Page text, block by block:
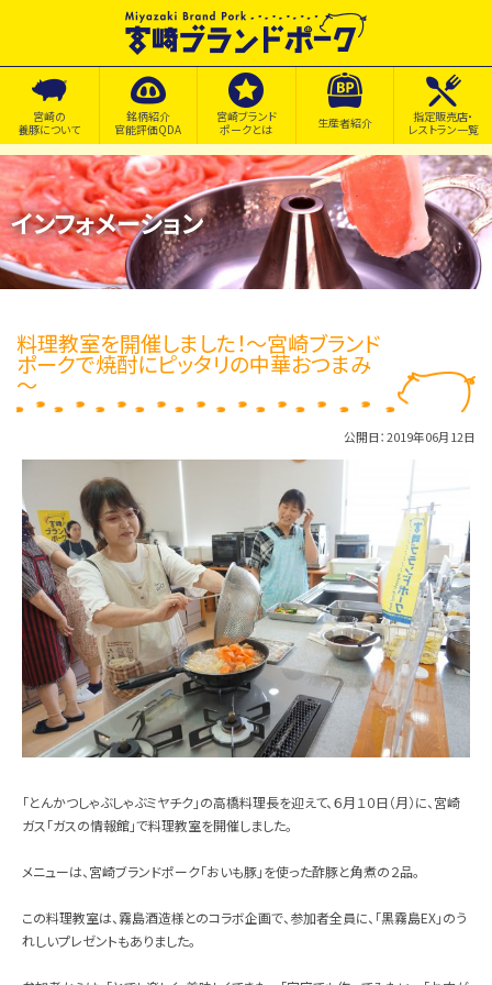
宮崎の
養豚について
銘柄紹介
官能評価QDA
宮崎ブランド
ポークとは
生産者紹介
指定販売店・
レストラン一覧
インフォメーション
料理教室を開催しました！～宮崎ブランド
ポークで焼酎にピッタリの中華おつまみ
～
公開日：2019年06月12日
「とんかつしゃぶしゃぶミヤチク」の高橋料理長を迎えて、６月１０日（月）に、宮崎
ガス「ガスの情報館」で料理教室を開催しました。
メニューは、宮崎ブランドポーク「おいも豚」を使った酢豚と角煮の２品。
この料理教室は、霧島酒造様とのコラボ企画で、参加者全員に、「黒霧島EX」のう
れしいプレゼントもありました。